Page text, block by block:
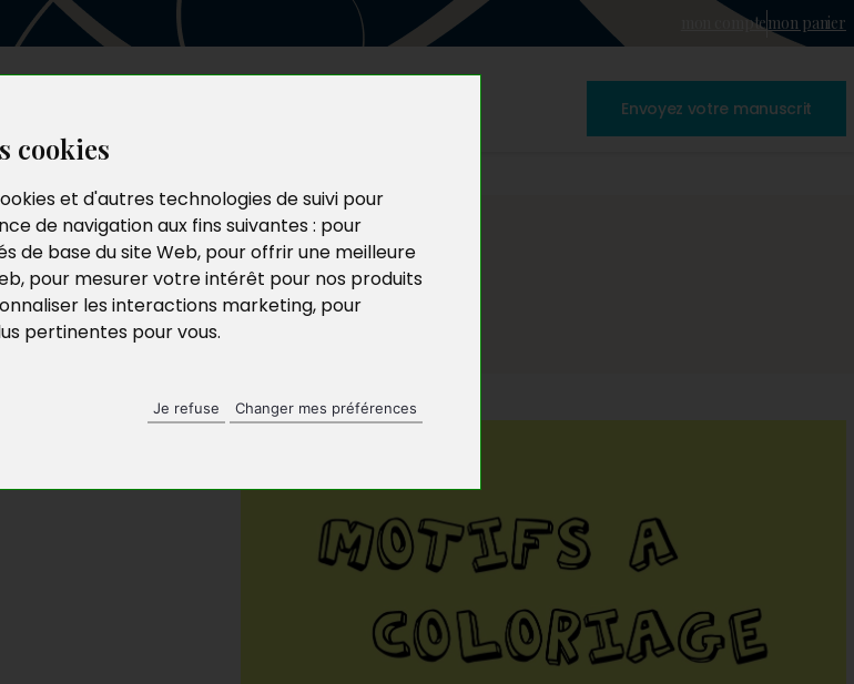
cookies
et d'autres technologies de suivi pour
de navigation aux fins suivantes : pour
de base du site Web, pour offrir une meilleure
, pour mesurer votre intérêt pour nos produits
les interactions marketing, pour
pertinentes pour vous.
Je refuse Changer mes préférences
mon comptemon panier
Envoyez votre manuscrit